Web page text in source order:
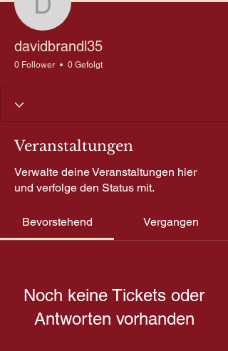
davidbrandl35
davidbrandl35
0 Follower 0 Gefolgt
Veranstaltungen
Verwalte deine Veranstaltungen hier
und verfolge den Status mit.
Bevorstehend Vergangen
Noch keine Tickets oder
Antworten vorhanden